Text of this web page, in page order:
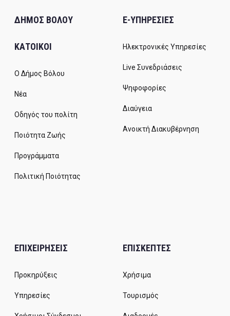
ΔΗΜΟΣ ΒΟΛΟΥ
ΚΑΤΟΙΚΟΙ
Ο Δήμος Βόλου
Νέα
Οδηγός του πολίτη
Ποιότητα Ζωής
Προγράμματα
Πολιτική Ποιότητας
E-ΥΠΗΡΕΣΙΕΣ
Ηλεκτρονικές Υπηρεσίες
Live Συνεδριάσεις
Ψηφοφορίες
Διαύγεια
Ανοικτή Διακυβέρνηση
ΕΠΙΧΕΙΡΗΣΕΙΣ
Προκηρύξεις
Υπηρεσίες
ΕΠΙΣΚΕΠΤΕΣ
Χρήσιμα
Τουρισμός